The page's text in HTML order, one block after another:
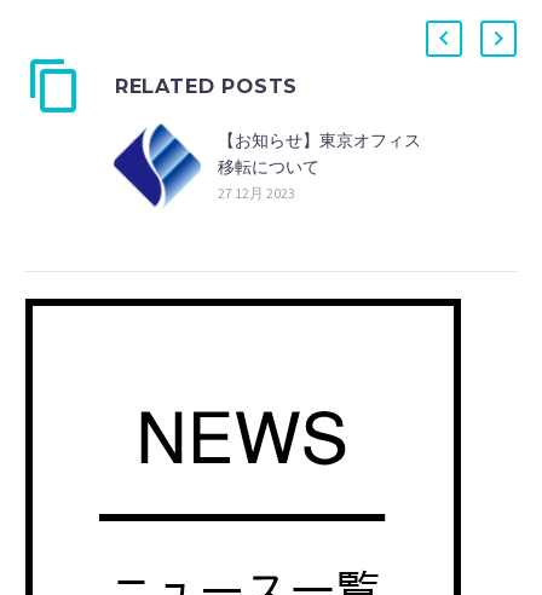
RELATED POSTS
【お知らせ】東京オフィス
移転について
27 12月 2023